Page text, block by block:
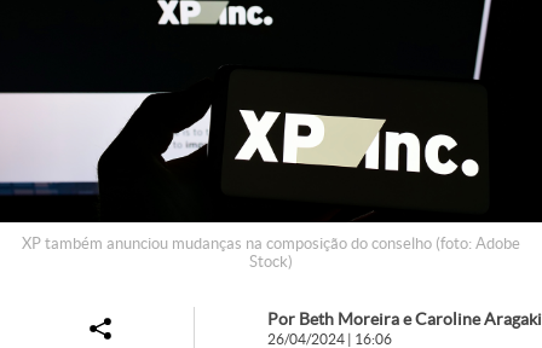
XP também anunciou mudanças na composição do conselho (foto: Adobe
Stock)
Por Beth Moreira e Caroline Aragaki
26/04/2024 | 16:06